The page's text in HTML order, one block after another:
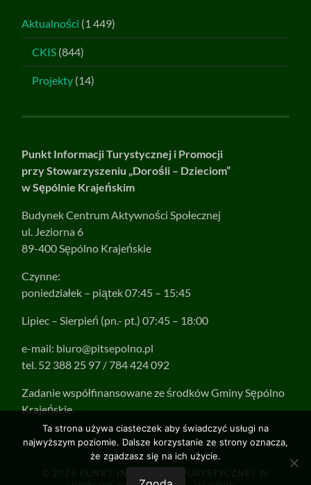
Aktualności (1 449)
CKIS (844)
Projekty (14)
Punkt Informacji Turystycznej i Promocji
przy Stowarzyszeniu „Dorośli – Dzieciom”
w Sępólnie Krajeńskim
Budynek Centrum Aktywności Społecznej
ul. Jeziorna 6
89-400 Sępólno Krajeńskie
Czynne:
poniedziałek – piątek 07:45 – 15:45
Lipiec – Sierpień (pn.- pt.) 07:45 – 18:00
e-mail: biuro@pitsepolno.pl
tel. 52 388 25 97 / 784 424 092
Zadanie współfinansowane ze środków Gminy Sępólno
Krajeńskie.
© 2026 PUNKT INFORMACJI TURYSTYCZNEJ W
Ta strona używa ciasteczek aby świadczyć usługi na
najwyższym poziomie. Dalsze korzystanie ze strony oznacza,
że zgadzasz się na ich użycie.